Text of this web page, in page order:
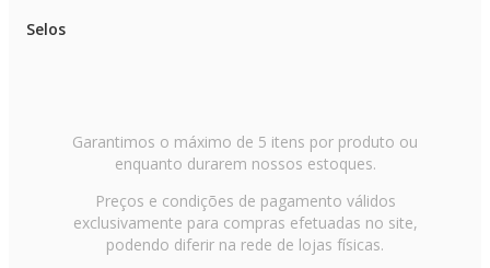
Inclui: A confirmar
Número de modelo (SKU de PS5): 1000048816
Destino playstation.com: https://www.playstation.com/games/saros/
Data da pré-venda: 11 de dezembro de 2025
Dimensões da embalagem (L x A x P): 45 x 18 x 14 cm
Peso do produto: 0,09 kg
EAN: 711719022961
Selos
Garantimos o máximo de 5 itens por produto ou
enquanto durarem nossos estoques.
Preços e condições de pagamento válidos
exclusivamente para compras efetuadas no site,
podendo diferir na rede de lojas físicas.